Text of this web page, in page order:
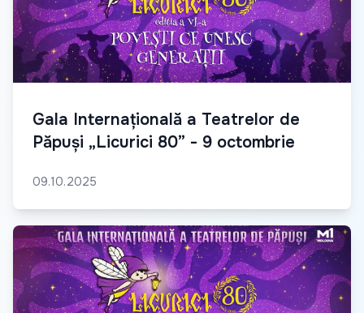
Gala Internațională a Teatrelor de
Păpuși „Licurici 80” - 9 octombrie
09.10.2025